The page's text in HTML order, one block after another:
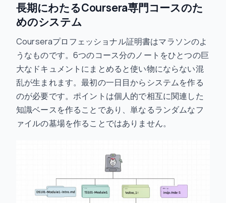
長期にわたるCoursera専門コースのた
めのシステム
Courseraプロフェッショナル証明書はマラソンのよ
うなものです。6つのコース分のノートをひとつの巨
大なドキュメントにまとめると使い物にならない混
乱が生まれます。最初の一日目からシステムを作る
のが必要です。ポイントは個人的で相互に関連した
知識ベースを作ることであり、単なるランダムなフ
ァイルの墓場を作ることではありません。